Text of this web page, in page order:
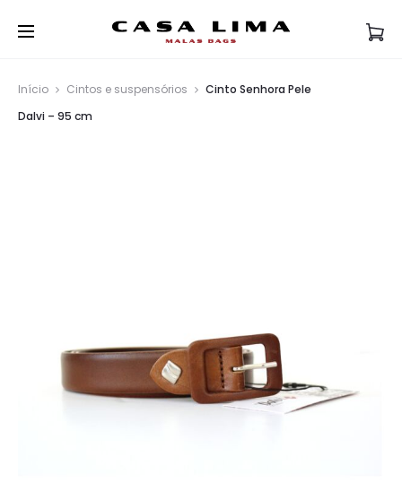
Início Cintos e suspensórios
Cinto Senhora Pele
Dalvi – 95 cm